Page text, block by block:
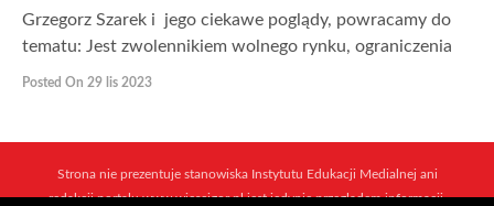
Grzegorz Szarek i jego ciekawe poglądy, powracamy do
tematu: Jest zwolennikiem wolnego rynku, ograniczenia
Posted On 29 lis 2023
Strona nie prezentuje stanowiska Instytutu Edukacji Medialnej ani
redakcji portalu www.wiescigor.pl jest jedynie przeglądem informacji,